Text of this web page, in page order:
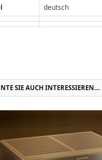
deutsch
SIE AUCH INTERESSIEREN...